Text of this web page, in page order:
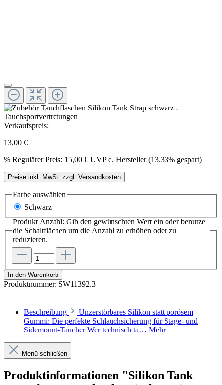
Verkaufspreis:
13,00 €
% Regulärer Preis: 15,00 € UVP d. Hersteller (13.33% gespart)
Preise inkl. MwSt. zzgl. Versandkosten
Farbe auswählen
Schwarz
Produkt Anzahl: Gib den gewünschten Wert ein oder benutze
die Schaltflächen um die Anzahl zu erhöhen oder zu
reduzieren.
In den Warenkorb
Produktnummer: SW11392.3
Beschreibung
Unzerstörbares Silikon statt porösem
Gummi: Die perfekte Schlauchsicherung für Stage- und
Sidemount-Taucher Wer technisch ta… Mehr
Menü schließen
Produktinformationen "Silikon Tank